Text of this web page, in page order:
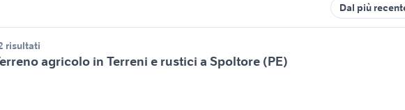
Dal più
risultati
agricolo in Terreni e rustici a Spoltore (PE)